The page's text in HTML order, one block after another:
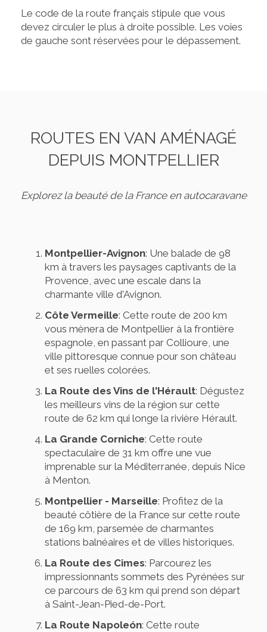
Le code de la route français stipule que vous
devez circuler le plus à droite possible. Les voies
de gauche sont réservées pour le dépassement.
ROUTES EN VAN AMÉNAGÉ
DEPUIS MONTPELLIER
Explorez la beauté de la France en autocaravane
Montpellier-Avignon: Une balade de 98
km à travers les paysages captivants de la
Provence, avec une escale dans la
charmante ville d'Avignon.
Côte Vermeille: Cette route de 200 km
vous mènera de Montpellier à la frontière
espagnole, en passant par Collioure, une
ville pittoresque connue pour son château
et ses ruelles colorées.
La Route des Vins de l'Hérault: Dégustez
les meilleurs vins de la région sur cette
route de 62 km qui longe la rivière Hérault.
La Grande Corniche: Cette route
spectaculaire de 31 km offre une vue
imprenable sur la Méditerranée, depuis Nice
à Menton.
Montpellier - Marseille: Profitez de la
beauté côtière de la France sur cette route
de 169 km, parsemée de charmantes
stations balnéaires et de villes historiques.
La Route des Cimes: Parcourez les
impressionnants sommets des Pyrénées sur
ce parcours de 63 km qui prend son départ
à Saint-Jean-Pied-de-Port.
La Route Napoleón: Cette route